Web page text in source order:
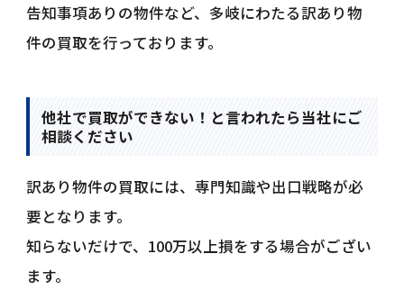
告知事項ありの物件など、多岐にわたる訳あり物
件の買取を行っております。
他社で買取ができない！と言われたら当社にご
相談ください
訳あり物件の買取には、専門知識や出口戦略が必
要となります。
知らないだけで、100万以上損をする場合がござい
ます。